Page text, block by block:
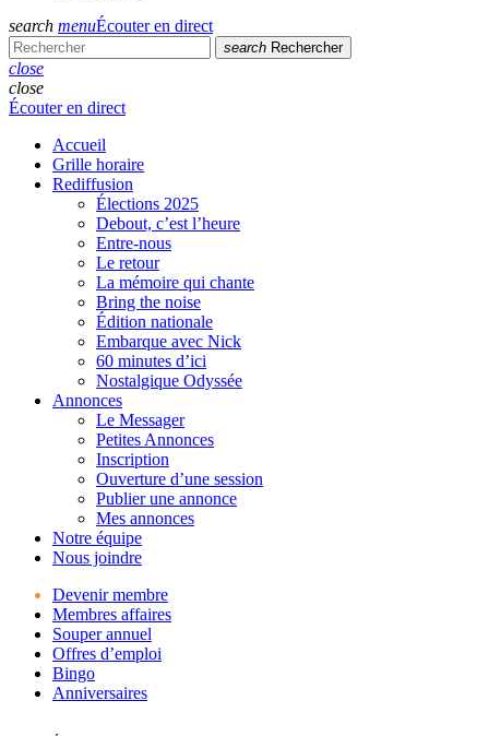
search menuÉcouter en direct
search Rechercher
close
close
Écouter en direct
Accueil
Grille horaire
Rediffusion
Élections 2025
Debout, c’est l’heure
Entre-nous
Le retour
La mémoire qui chante
Bring the noise
Édition nationale
Embarque avec Nick
60 minutes d’ici
Nostalgique Odyssée
Annonces
Le Messager
Petites Annonces
Inscription
Ouverture d’une session
Publier une annonce
Mes annonces
Notre équipe
Nous joindre
Devenir membre
Membres affaires
Souper annuel
Offres d’emploi
Bingo
Anniversaires